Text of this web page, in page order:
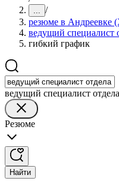
... /
резюме в Андреевке
ведущий специалист
гибкий график
ведущий специалист
Резюме
Найти